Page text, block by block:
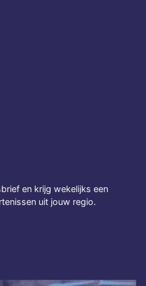
en krijg wekelijks een
uit jouw regio.